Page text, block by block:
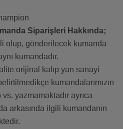
Siparişleri Hakkında;
olup, gönderilecek kumanda
kumandadır.
orijinal kalıp yan sanayi
kumandalarımızın
yazmamaktadır ayrıca
arkasında ilgili kumandanın